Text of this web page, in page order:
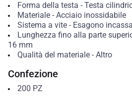
Forma della testa - Testa
Materiale- Acciaio inossidabile
Sistema a vite- Esagono
Lunghezza fino alla parte
16 mm
Qualità del materiale- Altro
Confezione
200 PZ